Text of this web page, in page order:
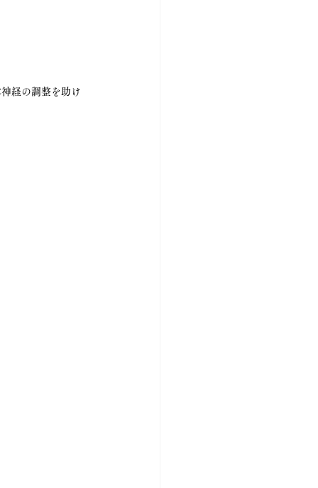
経の調整を助け